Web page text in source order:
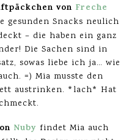
von Freche
gesunden Snacks neulich
– die haben ein ganz
Die Sachen sind in
sowas liebe ich ja… wie
=) Mia musste den
austrinken. *lach* Hat
Nuby findet Mia auch